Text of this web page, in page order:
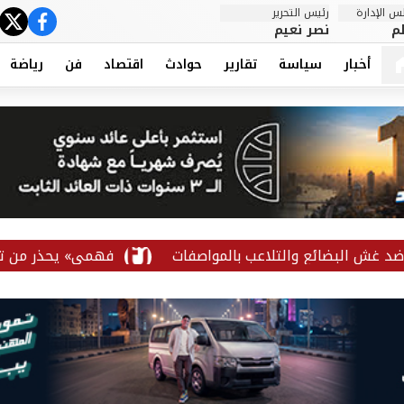
الإدارة رئيس التحرير
نصر نعيم
أخبار سياسة تقارير حوادث اقتصاد فن رياضة
«فهمي» يحذر من تداعيات والتلاعب بالمواصفات